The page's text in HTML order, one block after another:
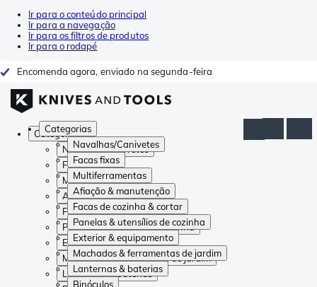
Ir para o conteúdo principal
Ir para a navegação
Ir para os filtros de produtos
Ir para o rodapé
Encomenda agora, enviado na segunda-feira
Categorias
Navalhas/Canivetes
Facas fixas
Multiferramentas
Afiação & manutenção
Facas de cozinha & cortar
Panelas & utensílios de cozinha
Exterior & equipamento
Machados & ferramentas de jardim
Lanternas & baterias
Binóculos
Categorias
Navalhas/Canivetes
Facas fixas
Multiferramentas
Afiação & manutenção
Facas de cozinha & cortar
Panelas & utensílios de cozinha
Exterior & equipamento
Machados & ferramentas de jardim
Lanternas & baterias